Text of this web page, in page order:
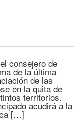
consejero de
de la última
de las
en la quita de
territorios.
acudirá a la
[…]